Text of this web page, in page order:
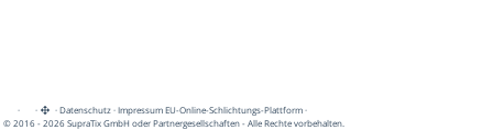
· · ·Datenschutz·Impressum EU-Online-Schlichtungs-Plattform·
© 2016 - 2026 SupraTix GmbH oder Partnergesellschaften - Alle Rechte vorbehalten.